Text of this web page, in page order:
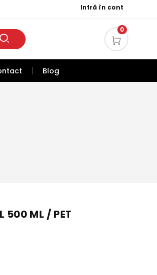
Intră în cont
0
Blog
500 ML / PET